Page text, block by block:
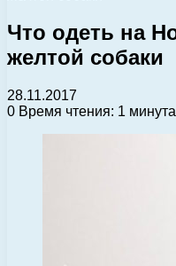
Что одеть на
желтой собаки
28.11.2017
0 Время чтения: 1 минута